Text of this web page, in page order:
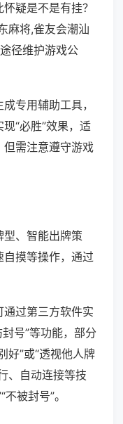
疑是不是有挂？
麻将,雀友会潮汕
径维护游戏公
专用辅助工具，
“必胜”效果，适
但需注意遵守游戏
、智能出牌策
摸等操作，通过
过第三方软件实
封号”等功能，部分
好”或“透视他人牌
、自动连接等技
被封号”。